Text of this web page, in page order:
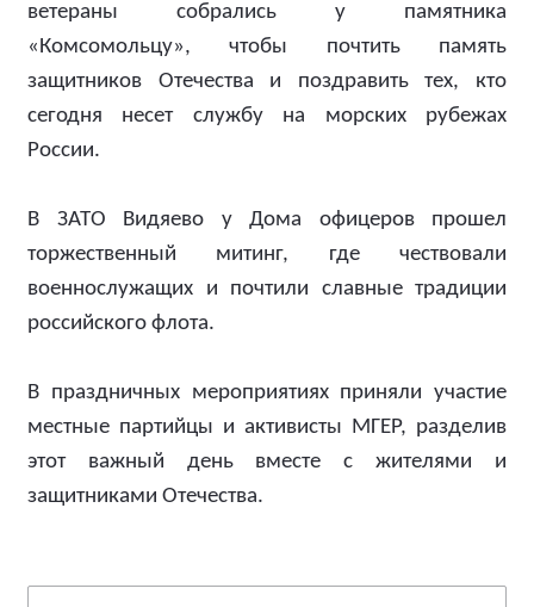
ветераны собрались у памятника
«Комсомольцу», чтобы почтить память
защитников Отечества и поздравить тех, кто
сегодня несет службу на морских рубежах
России.
В ЗАТО Видяево у Дома офицеров прошел
торжественный митинг, где чествовали
военнослужащих и почтили славные традиции
российского флота.
В праздничных мероприятиях приняли участие
местные партийцы и активисты МГЕР, разделив
этот важный день вместе с жителями и
защитниками Отечества.